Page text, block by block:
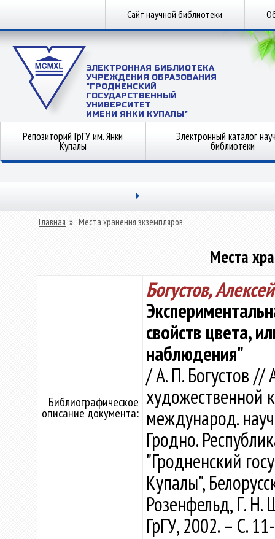
Сайт научной библиотеки
ЭЛЕКТРОННАЯ БИБЛИОТЕКА
УЧРЕЖДЕНИЯ ОБРАЗОВАНИЯ
"ГРОДНЕНСКИЙ
ГОСУДАРСТВЕННЫЙ
УНИВЕРСИТЕТ
ИМЕНИ ЯНКИ КУПАЛЫ"
Репозиторий ГрГУ им. Янки
Купалы
Электронный каталог
библиотеки
Главная » Места хранения экземпляров
Места
Библиографическое
описание документа:
Богустов,
свойств цвета,
наблюдения"
/ А. П. Богустов
художественной
международ.
Гродно.
"Гродненский
Купалы",
Розенфельд, Г. Н.
ГрГУ, 2002. – С.